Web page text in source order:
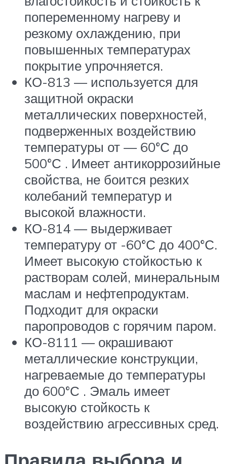
попеременному нагреву и
резкому охлаждению, при
повышенных температурах
покрытие упрочняется.
КО-813 — используется для
защитной окраски
металлических поверхностей,
подверженных воздействию
температуры от — 60°С до
500°С . Имеет антикоррозийные
свойства, не боится резких
колебаний температур и
высокой влажности.
КО-814 — выдерживает
температуру от -60°С до 400°С.
Имеет высокую стойкостью к
растворам солей, минеральным
маслам и нефтепродуктам.
Подходит для окраски
паропроводов с горячим паром.
КО-8111 — окрашивают
металлические конструкции,
нагреваемые до температуры
до 600°С . Эмаль имеет
высокую стойкость к
воздействию агрессивных сред.